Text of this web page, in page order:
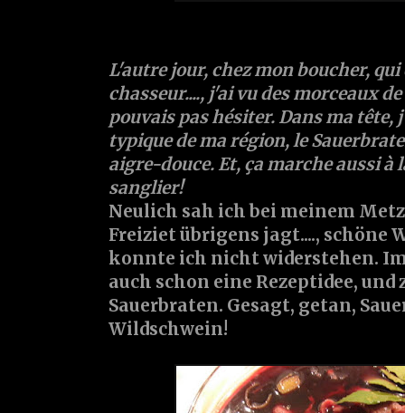
L'autre jour, chez mon boucher,
chasseur...., j'ai vu des morceaux
pouvais pas hésiter. Dans ma tête,
typique de ma région, le
aigre-douce. Et, ça marche aussi à
sanglier!
Neulich sah ich bei meinem
Freiziet übrigens jagt...., schöne
konnte ich nicht widerstehen.
auch schon eine Rezeptidee, und
Sauerbraten. Gesagt, getan,
Wildschwein!